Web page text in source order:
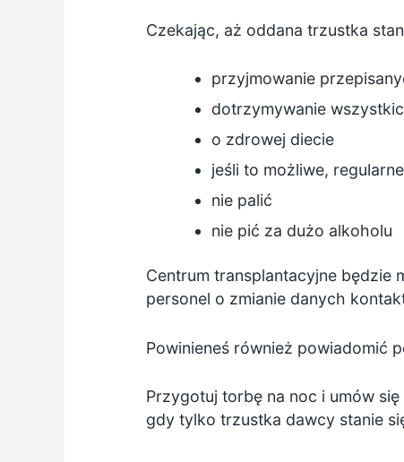
Czekając, aż oddana trzustka
przyjmowanie
dotrzymywanie
o zdrowej diecie
jeśli to możliwe,
nie palić
nie pić za dużo alkoholu
Centrum transplantacyjne będzie
personel o zmianie danych
Powinieneś również powiadomić
Przygotuj torbę na noc i umów
gdy tylko trzustka dawcy stanie